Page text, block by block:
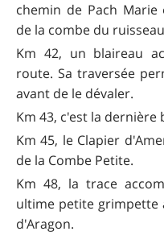
chemin de Pach
de la combe du
Km 42, un blaireau
route. Sa traversée
avant de le dévaler.
Km 43, c'est la
Km 45, le Clapier
de la Combe Petite.
Km 48, la trace
ultime petite grimpette
d'Aragon.